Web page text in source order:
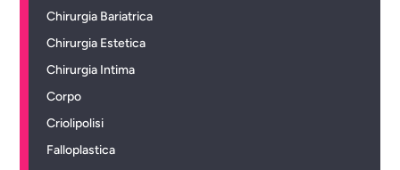
Chirurgia Bariatrica
Chirurgia Estetica
Chirurgia Intima
Corpo
Criolipolisi
Falloplastica